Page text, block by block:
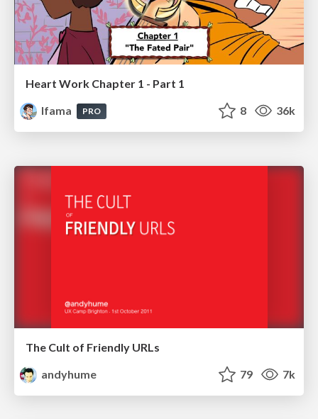
Heart Work Chapter 1 - Part 1
lfama
PRO 8 36k
The Cult of Friendly URLs
andyhume
79 7k